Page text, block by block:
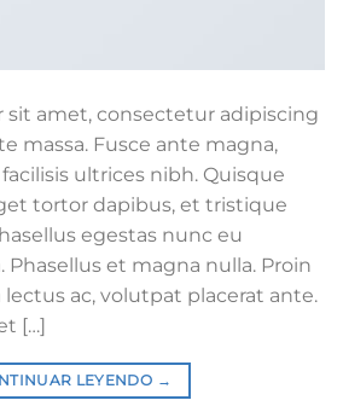
sit amet, consectetur adipiscing
massa. Fusce ante magna,
ultrices nibh. Quisque
tortor dapibus, et tristique
egestas nunc eu
Phasellus et magna nulla. Proin
ac, volutpat placerat ante.
[…]
LEYENDO →